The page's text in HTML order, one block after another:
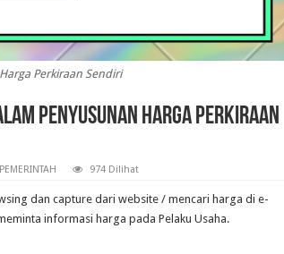
Perkiraan Sendiri
Penyusunan Harga Perkiraan
974 Dilihat
dan capture dari website / mencari harga di e-
informasi harga pada Pelaku Usaha.